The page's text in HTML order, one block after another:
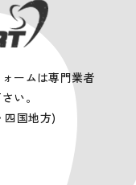
ームは専門業者
い。
四国地方)